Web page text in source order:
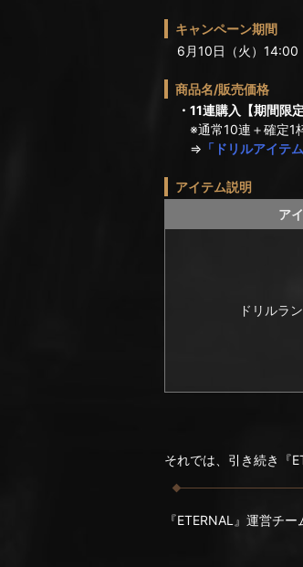
キャンペーン期間
6月10日（火）14:00
商品名/販売価格
・11連購入【期間限
※通常10連＋確定1枠
⇒ 「ドリルアイテ
アイテム説明
ア
ドリルラ
それでは、引き続き『
『ETERNAL』運営チー